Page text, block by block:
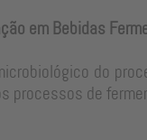
em Bebidas
do
processos de